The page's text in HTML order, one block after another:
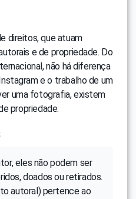
direitos, que atuam
e de propriedade. Do
não há diferença
e o trabalho de um
uma fotografia, existem
propriedade.
eles não podem ser
doados ou retirados.
autoral) pertence ao